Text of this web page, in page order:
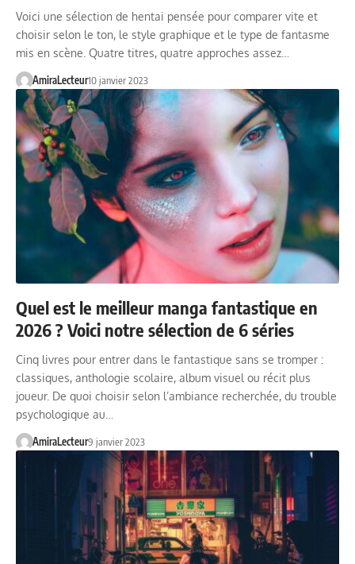
Voici une sélection de hentai pensée pour comparer vite et
choisir selon le ton, le style graphique et le type de fantasme
mis en scène. Quatre titres, quatre approches assez…
AmiraLecteur10 janvier 2023
Quel est le meilleur manga fantastique en
2026 ? Voici notre sélection de 6 séries
Cinq livres pour entrer dans le fantastique sans se tromper :
classiques, anthologie scolaire, album visuel ou récit plus
joueur. De quoi choisir selon l’ambiance recherchée, du trouble
psychologique au…
AmiraLecteur9 janvier 2023